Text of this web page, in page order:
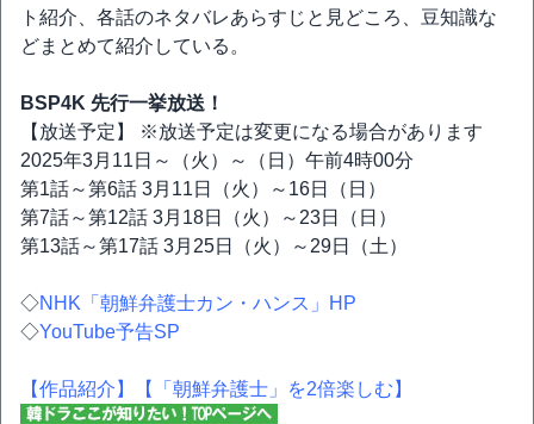
ト紹介、各話のネタバレあらすじと見どころ、豆知識な
どまとめて紹介している。
BSP4K 先行一挙放送！
【放送予定】 ※放送予定は変更になる場合があります
2025年3月11日～（火）～（日）午前4時00分
第1話～第6話 3月11日（火）～16日（日）
第7話～第12話 3月18日（火）～23日（日）
第13話～第17話 3月25日（火）～29日（土）
◇NHK「朝鮮弁護士カン・ハンス」HP
◇YouTube予告SP
【作品紹介】 【「朝鮮弁護士」を2倍楽しむ】